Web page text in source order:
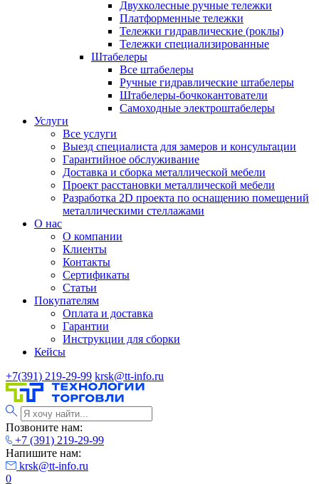
Двухколесные ручные тележки
Платформенные тележки
Тележки гидравлические (роклы)
Тележки специализированные
Штабелеры
Все штабелеры
Ручные гидравлические штабелеры
Штабелеры-бочкокантователи
Самоходные электроштабелеры
Услуги
Все услуги
Выезд специалиста для замеров и консультации
Гарантийное обслуживание
Доставка и сборка металлической мебели
Проект расстановки металлической мебели
Разработка 2D проекта по оснащению помещений
металлическими стеллажами
О нас
О компании
Клиенты
Контакты
Сертификаты
Статьи
Покупателям
Оплата и доставка
Гарантии
Инструкции для сборки
Кейсы
+7(391) 219-29-99 krsk@tt-info.ru
Позвоните нам:
+7 (391) 219-29-99
Напишите нам:
krsk@tt-info.ru
0